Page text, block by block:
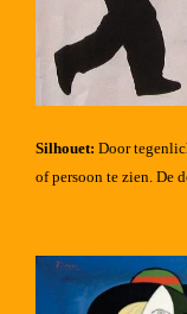
Silhouet: Door
of persoon te zien. De